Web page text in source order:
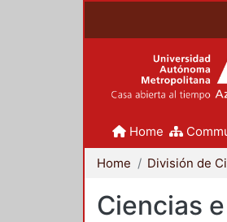
Home
Home
Ciencias